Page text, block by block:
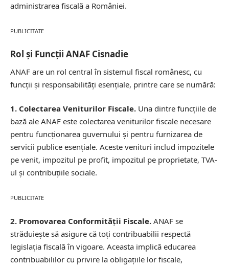
administrarea fiscală a României.
PUBLICITATE
Rol și Funcții ANAF Cisnadie
ANAF are un rol central în sistemul fiscal românesc, cu
funcții și responsabilități esențiale, printre care se numără:
1. Colectarea Veniturilor Fiscale. Una dintre funcțiile de
bază ale ANAF este colectarea veniturilor fiscale necesare
pentru funcționarea guvernului și pentru furnizarea de
servicii publice esențiale. Aceste venituri includ impozitele
pe venit, impozitul pe profit, impozitul pe proprietate, TVA-
ul și contribuțiile sociale.
PUBLICITATE
2. Promovarea Conformității Fiscale. ANAF se
străduiește să asigure că toți contribuabilii respectă
legislația fiscală în vigoare. Aceasta implică educarea
contribuabililor cu privire la obligațiile lor fiscale,